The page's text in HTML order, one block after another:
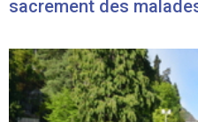
sacrement des